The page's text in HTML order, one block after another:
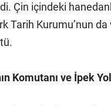
Çin içindeki
Tarih Kurumu’nun
Komutanı ve İpek